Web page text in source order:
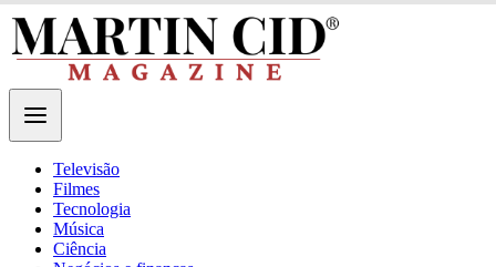
Televisão
Filmes
Tecnologia
Música
Ciência